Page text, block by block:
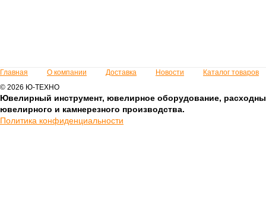
Главная О компании Доставка Новости
Каталог товаров
© 2026 Ю-ТЕХНО
Ювелирный инструмент, ювелирное оборудование,
ювелирного и камнерезного производства.
Политика конфиденциальности